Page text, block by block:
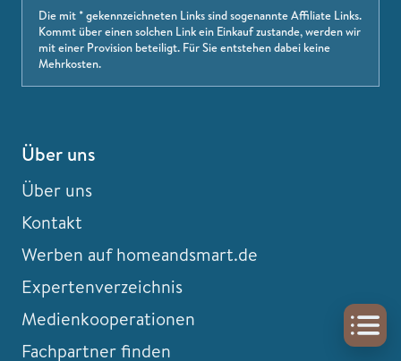
Die mit * gekennzeichneten Links sind sogenannte Affiliate Links.
Kommt über einen solchen Link ein Einkauf zustande, werden wir
mit einer Provision beteiligt. Für Sie entstehen dabei keine
Mehrkosten.
Über uns
Über uns
Kontakt
Werben auf homeandsmart.de
Expertenverzeichnis
Medienkooperationen
Fachpartner finden